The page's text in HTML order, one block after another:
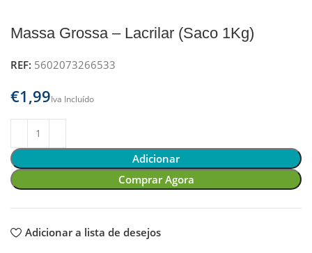
Massa Grossa – Lacrilar (Saco 1Kg)
REF: 5602073266533
€
Adicionar
Comprar Agora
Adicionar a lista de desejos